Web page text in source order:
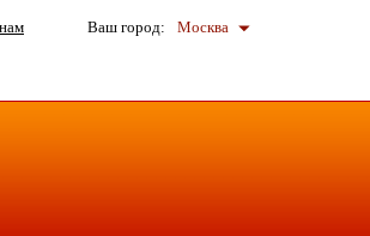
Ваш город: Москва